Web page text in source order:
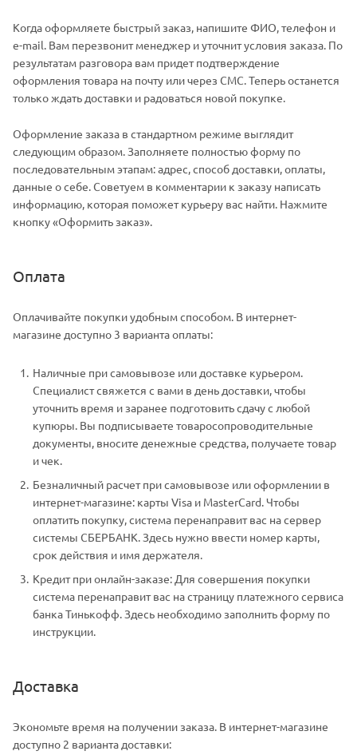
Когда оформляете быстрый заказ, напишите ФИО, телефон и
e-mail. Вам перезвонит менеджер и уточнит условия заказа. По
результатам разговора вам придет подтверждение
оформления товара на почту или через СМС. Теперь останется
только ждать доставки и радоваться новой покупке.
Оформление заказа в стандартном режиме выглядит
следующим образом. Заполняете полностью форму по
последовательным этапам: адрес, способ доставки, оплаты,
данные о себе. Советуем в комментарии к заказу написать
информацию, которая поможет курьеру вас найти. Нажмите
кнопку «Оформить заказ».
Оплата
Оплачивайте покупки удобным способом. В интернет-
магазине доступно 3 варианта оплаты:
Наличные при самовывозе или доставке курьером.
Специалист свяжется с вами в день доставки, чтобы
уточнить время и заранее подготовить сдачу с любой
купюры. Вы подписываете товаросопроводительные
документы, вносите денежные средства, получаете товар
и чек.
Безналичный расчет при самовывозе или оформлении в
интернет-магазине: карты Visa и MasterCard. Чтобы
оплатить покупку, система перенаправит вас на сервер
системы СБЕРБАНК. Здесь нужно ввести номер карты,
срок действия и имя держателя.
Кредит при онлайн-заказе: Для совершения покупки
система перенаправит вас на страницу платежного сервиса
банка Тинькофф. Здесь необходимо заполнить форму по
инструкции.
Доставка
Экономьте время на получении заказа. В интернет-магазине
доступно 2 варианта доставки: